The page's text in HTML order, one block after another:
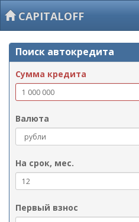
CAPITALOFF
Поиск автокредита
Сумма кредита
Валюта
На срок, мес.
Первый взнос